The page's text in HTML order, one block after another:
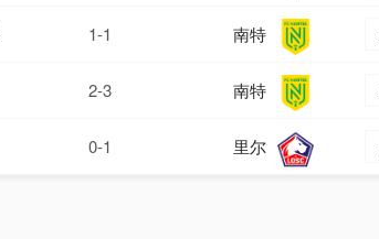
1-1 南特
2-3 南特
0-1 里尔